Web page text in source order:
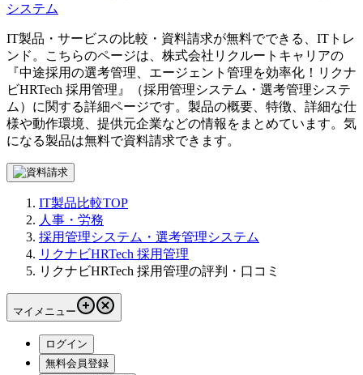
システム
IT製品・サービスの比較・資料請求が無料でできる、ITトレ
ンド。こちらのページは、 株式会社リクルートキャリアの
『中途採用の選考管理、エージェント管理を効率化！ リクナ
ビHRTech 採用管理 』（採用管理システム・選考管理システ
ム ）に関する詳細ページです。製品の概要、特徴、詳細な仕
様や動作環境、提供元企業などの情報をまとめています。気
になる製品は無料で資料請求できます。
IT製品比較TOP
人事・労務
採用管理システム・選考管理システム
リクナビHRTech 採用管理
リクナビHRTech 採用管理の評判・口コミ
マイメニュー
ログイン
無料会員登録